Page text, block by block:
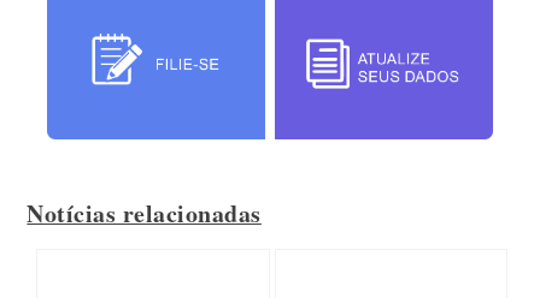
Notícias relacionadas